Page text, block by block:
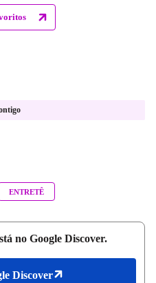
ENTRETÊ
no Google Discover.
Discover